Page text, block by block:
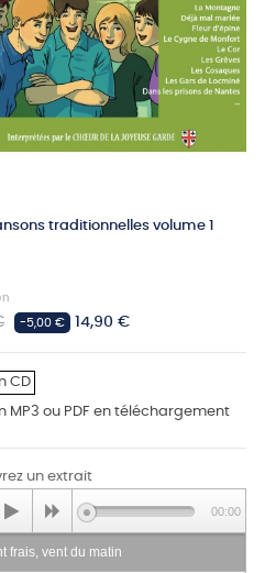
traditionnelles volume 1
-5,00 € Prix
14,90 €
CD
MP3 ou PDF en téléchargement
un extrait
frais, vent du matin
00:00